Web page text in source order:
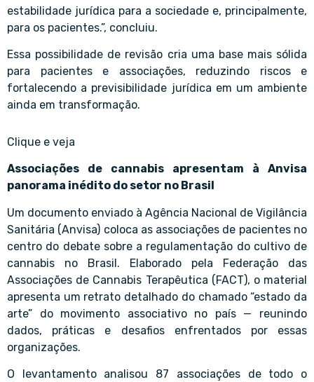
estabilidade jurídica para a sociedade e, principalmente,
para os pacientes.”, concluiu.
Essa possibilidade de revisão cria uma base mais sólida
para pacientes e associações, reduzindo riscos e
fortalecendo a previsibilidade jurídica em um ambiente
ainda em transformação.
Clique e veja
Associações de cannabis apresentam à Anvisa
panorama inédito do setor no Brasil
Um documento enviado à Agência Nacional de Vigilância
Sanitária (Anvisa) coloca as associações de pacientes no
centro do debate sobre a regulamentação do cultivo de
cannabis no Brasil. Elaborado pela Federação das
Associações de Cannabis Terapêutica (FACT), o material
apresenta um retrato detalhado do chamado “estado da
arte” do movimento associativo no país — reunindo
dados, práticas e desafios enfrentados por essas
organizações.
O levantamento analisou 87 associações de todo o